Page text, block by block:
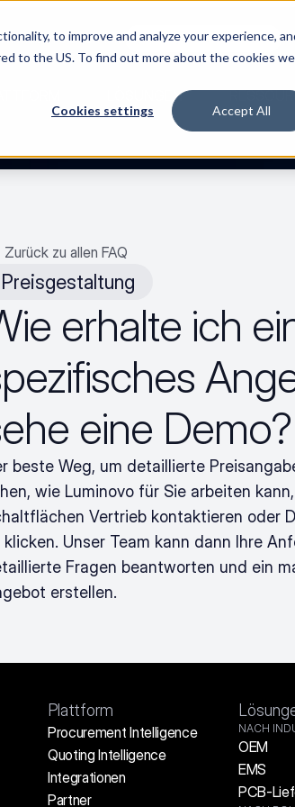
to improve and analyze your experience,
to the US. To find out more about the cookies
Cookies settings Accept All
haben sie verfilmt. „The Buyerette“ ansehen
LÖSUNGEN
Zurück zu allen FAQ
Preisgestaltung
erhalte ich
eine Demo?
beste Weg, um detaillierte
wie Luminovo für Sie arbeiten
Vertrieb kontaktieren oder
klicken. Unser Team kann dann Ihre
Fragen beantworten und ein
erstellen.
Plattform
Procurement Intelligence
Quoting Intelligence
Integrationen
Partner
NACH
OEM
EMS
PCB-